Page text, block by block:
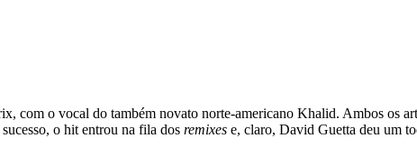
com o vocal do também novato norte-americano Khalid. Ambos os
o hit entrou na fila dos remixes e, claro, David Guetta deu um